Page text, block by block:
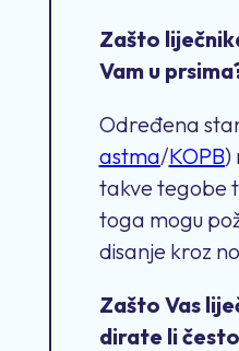
Zašto
Vam u
Određena
astma/KOPB)
takve tegobe
toga mogu
disanje kroz
Zašto Vas
dirate li